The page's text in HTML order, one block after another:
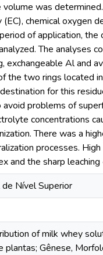
was
chemical oxygen
of application,
The analyses
exchangeable Al and
the two rings located
for this
problems of
concentrations
There was a
processes.
and the sharp
Nível Superior
of milk whey
Gênese,